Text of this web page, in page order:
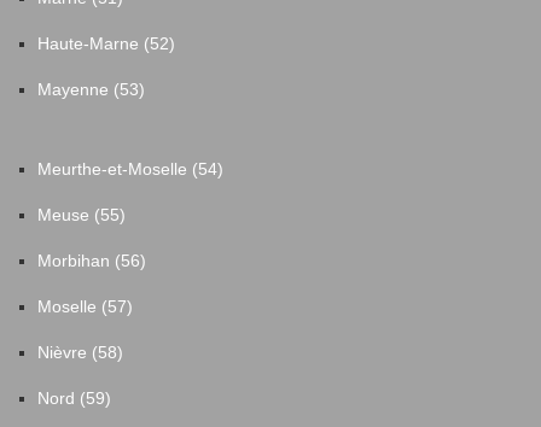
Haute-Marne (52)
Mayenne (53)
Meurthe-et-Moselle (54)
Meuse (55)
Morbihan (56)
Moselle (57)
Nièvre (58)
Nord (59)